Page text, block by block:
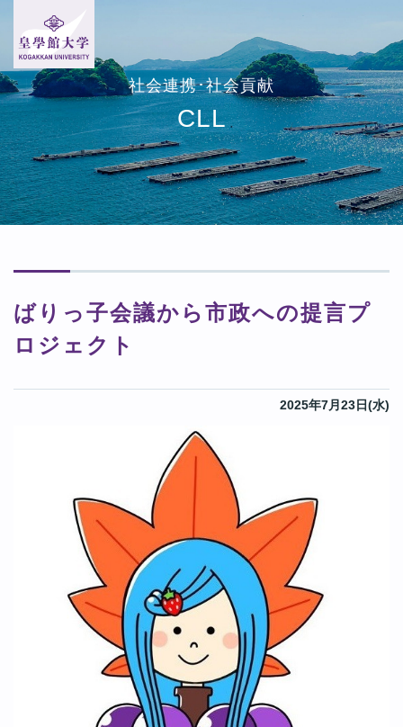
CLL
社会連携･社会貢献
ばりっ子会議から市政への提言プ
ロジェクト
2025年7月23日(水)